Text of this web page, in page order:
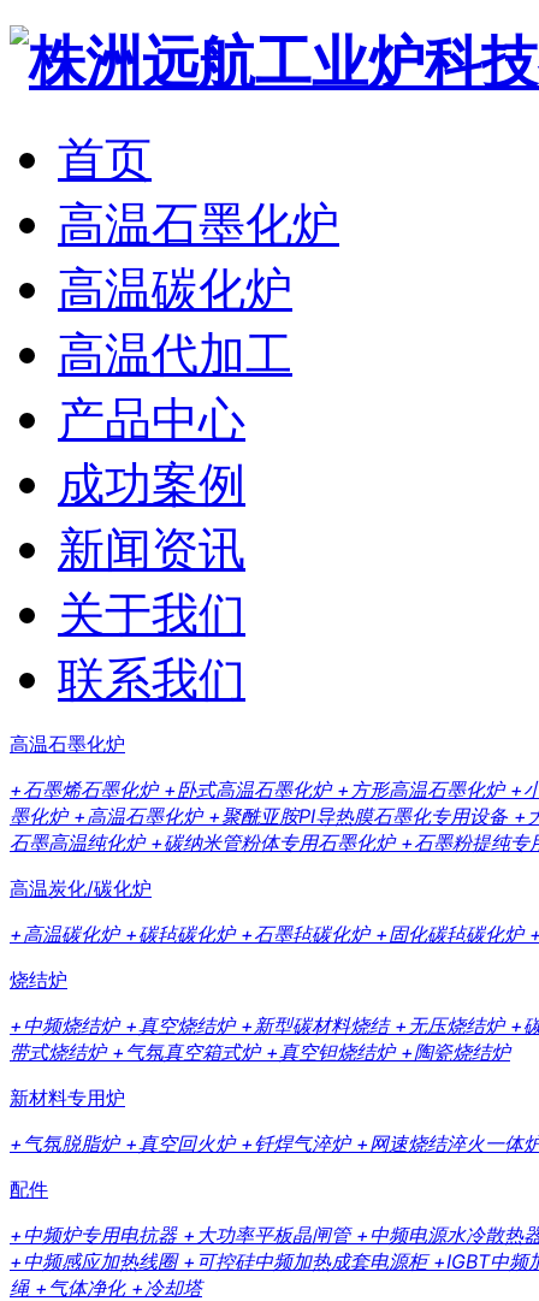
首页
高温石墨化炉
高温碳化炉
高温代加工
产品中心
成功案例
新闻资讯
关于我们
联系我们
高温石墨化炉
+石墨烯石墨化炉 +卧式高温石墨化炉 +方形高温石墨化炉 +
墨化炉 +高温石墨化炉 +聚酰亚胺PI导热膜石墨化专用设备 +
石墨高温纯化炉 +碳纳米管粉体专用石墨化炉 +石墨粉提纯专
高温炭化/碳化炉
+高温碳化炉 +碳毡碳化炉 +石墨毡碳化炉 +固化碳毡碳化炉
烧结炉
+中频烧结炉 +真空烧结炉 +新型碳材料烧结 +无压烧结炉 +
带式烧结炉 +气氛真空箱式炉 +真空钽烧结炉 +陶瓷烧结炉
新材料专用炉
+气氛脱脂炉 +真空回火炉 +钎焊气淬炉 +网速烧结淬火一体
配件
+中频炉专用电抗器 +大功率平板晶闸管 +中频电源水冷散热
+中频感应加热线圈 +可控硅中频加热成套电源柜+IGBT中频
绳 +气体净化 +冷却塔